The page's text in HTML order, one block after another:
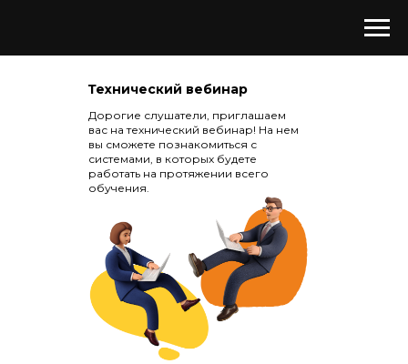
Технический вебинар
Дорогие слушатели, приглашаем
вас на технический вебинар! На нем
вы сможете познакомиться с
системами, в которых будете
работать на протяжении всего
обучения.